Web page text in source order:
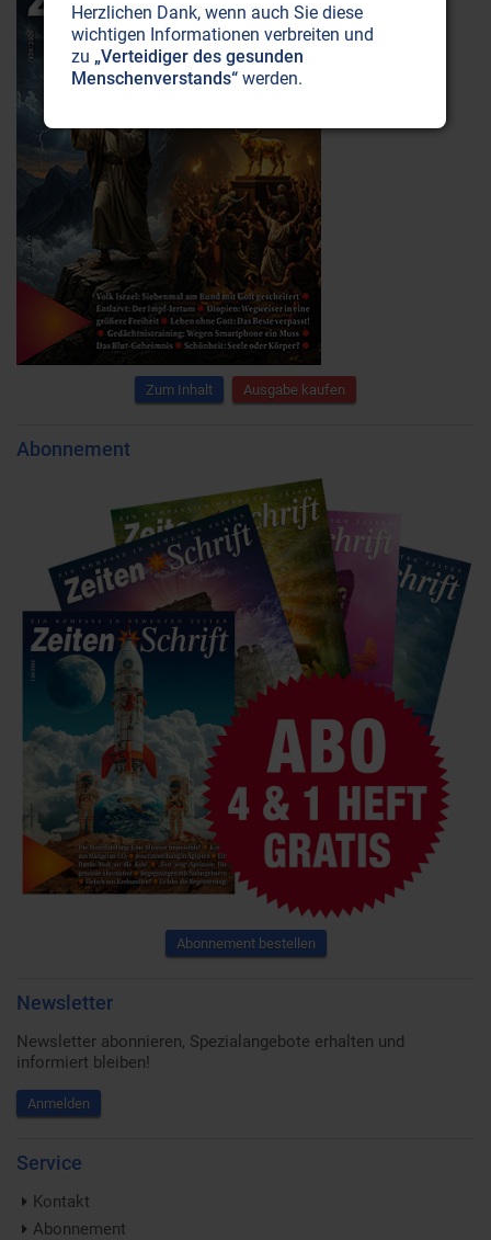
Zum Inhalt Ausgabe kaufen
Abonnement
Abonnement bestellen
Newsletter
Newsletter abonnieren, Spezialangebote erhalten und
informiert bleiben!
Anmelden
Service
Kontakt
Abonnement
Herzlichen Dank, wenn auch Sie diese
wichtigen Informationen verbreiten und
zu „Verteidiger des gesunden
Menschenverstands“ werden.